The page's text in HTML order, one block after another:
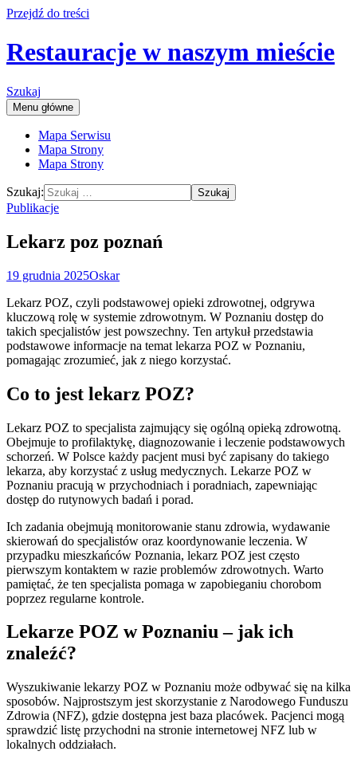
Przejdź do treści
Restauracje w naszym mieście
Szukaj
Menu główne
Mapa Serwisu
Mapa Strony
Mapa Strony
Szukaj:
Publikacje
Lekarz poz poznań
19 grudnia 2025Oskar
Lekarz POZ, czyli podstawowej opieki zdrowotnej, odgrywa
kluczową rolę w systemie zdrowotnym. W Poznaniu dostęp do
takich specjalistów jest powszechny. Ten artykuł przedstawia
podstawowe informacje na temat lekarza POZ w Poznaniu,
pomagając zrozumieć, jak z niego korzystać.
Co to jest lekarz POZ?
Lekarz POZ to specjalista zajmujący się ogólną opieką zdrowotną.
Obejmuje to profilaktykę, diagnozowanie i leczenie podstawowych
schorzeń. W Polsce każdy pacjent musi być zapisany do takiego
lekarza, aby korzystać z usług medycznych. Lekarze POZ w
Poznaniu pracują w przychodniach i poradniach, zapewniając
dostęp do rutynowych badań i porad.
Ich zadania obejmują monitorowanie stanu zdrowia, wydawanie
skierowań do specjalistów oraz koordynowanie leczenia. W
przypadku mieszkańców Poznania, lekarz POZ jest często
pierwszym kontaktem w razie problemów zdrowotnych. Warto
pamiętać, że ten specjalista pomaga w zapobieganiu chorobom
poprzez regularne kontrole.
Lekarze POZ w Poznaniu – jak ich
znaleźć?
Wyszukiwanie lekarzy POZ w Poznaniu może odbywać się na kilka
sposobów. Najprostszym jest skorzystanie z Narodowego Funduszu
Zdrowia (NFZ), gdzie dostępna jest baza placówek. Pacjenci mogą
sprawdzić listę przychodni na stronie internetowej NFZ lub w
lokalnych oddziałach.